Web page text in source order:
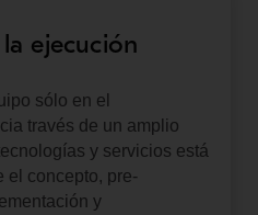
ejecución
sólo en el
través de un amplio
y servicios está
el concepto, pre-
y